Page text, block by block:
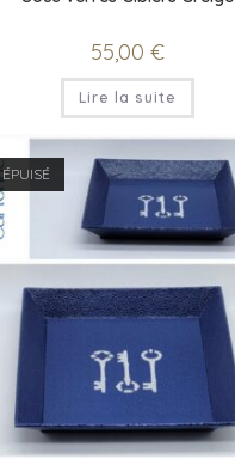
55,00 €
Lire la suite
ÉPUISÉ